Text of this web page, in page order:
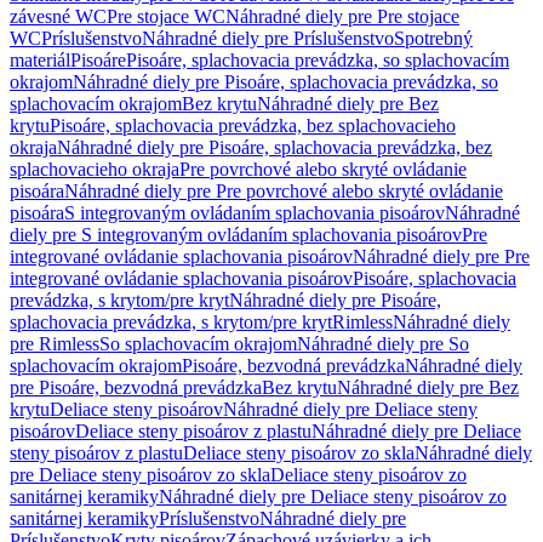
závesné WCPre stojace WCNáhradné diely pre Pre stojace
WCPríslušenstvoNáhradné diely pre PríslušenstvoSpotrebný
materiálPisoárePisoáre, splachovacia prevádzka, so splachovacím
okrajomNáhradné diely pre Pisoáre, splachovacia prevádzka, so
splachovacím okrajomBez krytuNáhradné diely pre Bez
krytuPisoáre, splachovacia prevádzka, bez splachovacieho
okrajaNáhradné diely pre Pisoáre, splachovacia prevádzka, bez
splachovacieho okrajaPre povrchové alebo skryté ovládanie
pisoáraNáhradné diely pre Pre povrchové alebo skryté ovládanie
pisoáraS integrovaným ovládaním splachovania pisoárovNáhradné
diely pre S integrovaným ovládaním splachovania pisoárovPre
integrované ovládanie splachovania pisoárovNáhradné diely pre Pre
integrované ovládanie splachovania pisoárovPisoáre, splachovacia
prevádzka, s krytom/pre krytNáhradné diely pre Pisoáre,
splachovacia prevádzka, s krytom/pre krytRimlessNáhradné diely
pre RimlessSo splachovacím okrajomNáhradné diely pre So
splachovacím okrajomPisoáre, bezvodná prevádzkaNáhradné diely
pre Pisoáre, bezvodná prevádzkaBez krytuNáhradné diely pre Bez
krytuDeliace steny pisoárovNáhradné diely pre Deliace steny
pisoárovDeliace steny pisoárov z plastuNáhradné diely pre Deliace
steny pisoárov z plastuDeliace steny pisoárov zo sklaNáhradné diely
pre Deliace steny pisoárov zo sklaDeliace steny pisoárov zo
sanitárnej keramikyNáhradné diely pre Deliace steny pisoárov zo
sanitárnej keramikyPríslušenstvoNáhradné diely pre